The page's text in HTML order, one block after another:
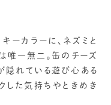
ーカラーに、ネズミと
唯一無二。缶のチーズ
隠れている遊び心ある
した気持ちやときめき